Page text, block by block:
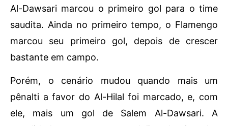
Al-Dawsari marcou o primeiro gol para o time
saudita. Ainda no primeiro tempo, o Flamengo
marcou seu primeiro gol, depois de crescer
bastante em campo.
Porém, o cenário mudou quando mais um
pênalti a favor do Al-Hilal foi marcado, e, com
ele, mais um gol de Salem Al-Dawsari. A